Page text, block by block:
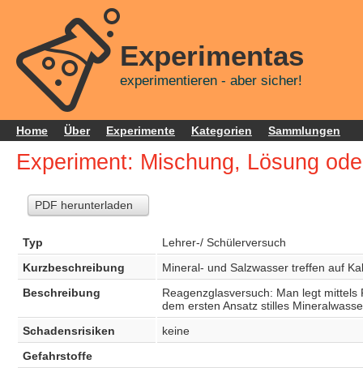
Experimentas
experimentieren - aber sicher!
Home Über Experimente Kategorien Sammlungen
Experiment: Mischung, Lösung
PDF herunterladen
Typ
Lehrer-/ Schülerversuch
Kurzbeschreibung
Mineral- und Salzwasser treffen auf
Beschreibung
Reagenzglasversuch: Man legt
dem ersten Ansatz stilles
Schadensrisiken
keine
Gefahrstoffe